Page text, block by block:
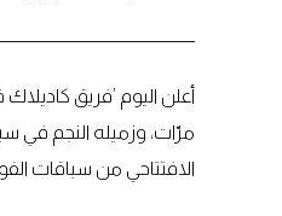
الافتتاحي من سباقات الفورمولا 1